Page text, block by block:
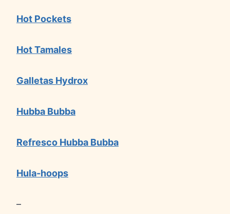
Hot Pockets
Hot Tamales
Galletas Hydrox
Hubba Bubba
Refresco Hubba Bubba
Hula-hoops
–